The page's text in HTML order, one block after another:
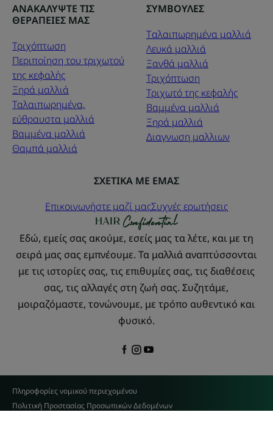
ΑΝΑΚΑΛΥΨΤΕ ΤΙΣ
ΘΕΡΑΠΕΙΕΣ ΜΑΣ
Τριχόπτωση
Περιποίηση του τριχωτού
της κεφαλής
Ξηρά μαλλιά
Ταλαιπωρημένα,
εύθραυστα μαλλιά
Βαμμένα μαλλιά
Θαμπά μαλλιά
ΣΥΜΒΟΥΛΕΣ
Tαλαιπωρημένα μαλλιά
Λευκά μαλλιά
Ξανθά μαλλιά
Τριχόπτωση
Τριχωτό της κεφαλής
Βαμμένα μαλλιά
Ξηρά μαλλιά
Διαγνωση μαλλιων
ΣΧΕΤΙΚΑ ΜΕ ΕΜΑΣ
Επικοινωνήστε μαζί μαςΣυχνές ερωτήσεις
Εδώ, εμείς σας ακούμε, εσείς μας τα λέτε, και με τη
σειρά μας σας εμπνέουμε. Τα μαλλιά αναπτύσσονται
με τις ιστορίες σας, τις επιθυμίες σας, τις διαθέσεις
σας, τις αλλαγές στη ζωή σας. Συζητάμε,
μοιραζόμαστε, τονώνουμε, με τρόπο αυθεντικό και
φυσικό.
Πληροφορίες νομικού περιεχομένου
Πολιτική Προστασίας Προσωπικών Δεδομένων